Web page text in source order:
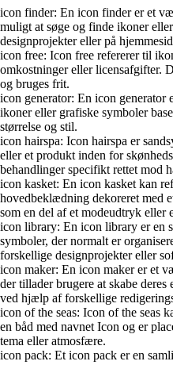
icon finder: En icon finder er et
muligt at søge og finde ikoner
designprojekter eller på
icon free: Icon free refererer til
omkostninger eller licensafgifter.
og bruges frit.
icon generator: En icon
ikoner eller grafiske symboler
størrelse og stil.
icon hairspa: Icon hairspa er
eller et produkt inden for
behandlinger specifikt rettet mod
icon kasket: En icon kasket kan
hovedbeklædning dekoreret med
som en del af et modeudtryk eller
icon library: En icon library er en
symboler, der normalt er
forskellige designprojekter eller
icon maker: En icon maker er et
der tillader brugere at skabe
ved hjælp af forskellige
icon of the seas: Icon of the seas
en båd med navnet Icon og er
tema eller atmosfære.
icon pack: Et icon pack er en